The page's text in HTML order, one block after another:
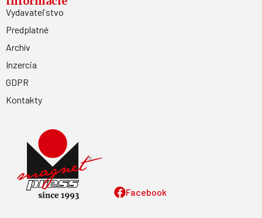
Facebook
Vydavateľstvo
Predplatné
Archív
Inzercia
GDPR
Kontakty